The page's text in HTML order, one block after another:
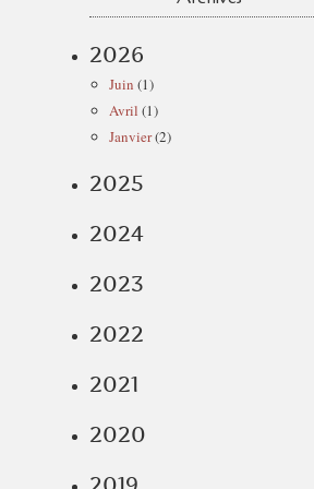
2026
Juin (1)
Avril (1)
Janvier(2)
2025
2024
2023
2022
2021
2020